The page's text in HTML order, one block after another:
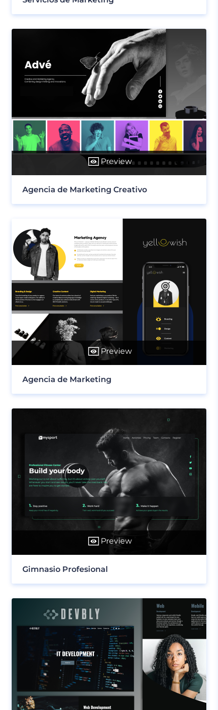
Preview
Agencia de Marketing Creativo
Preview
Agencia de Marketing
Preview
Gimnasio Profesional